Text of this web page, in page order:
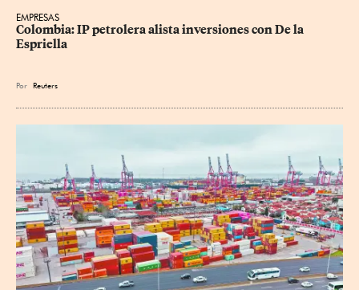
EMPRESAS
Colombia: IP petrolera alista inversiones con De la
Espriella
Por Reuters